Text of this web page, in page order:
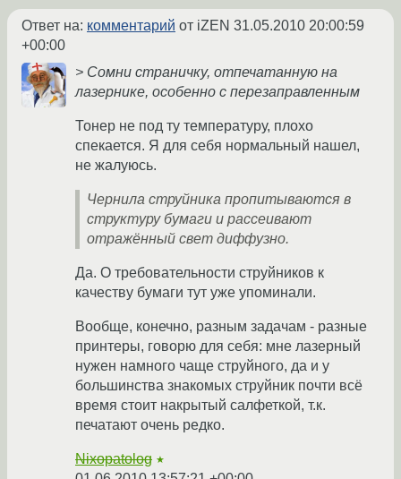
Ответ на: комментарий от iZEN 31.05.2010 20:00:59
+00:00
> Сомни страничку, отпечатанную на
лазернике, особенно с перезаправленным
Тонер не под ту температуру, плохо
спекается. Я для себя нормальный нашел,
не жалуюсь.
Чернила струйника пропитываются в
структуру бумаги и рассеивают
отражённый свет диффузно.
Да. О требовательности струйников к
качеству бумаги тут уже упоминали.
Вообще, конечно, разным задачам - разные
принтеры, говорю для себя: мне лазерный
нужен намного чаще струйного, да и у
большинства знакомых струйник почти всё
время стоит накрытый салфеткой, т.к.
печатают очень редко.
Nixopatolog ★